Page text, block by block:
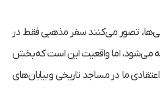
تصور می‌کنند سفر مذهبی فقط در
می‌شود، اما واقعیت این است که بخش
ما در مساجد تاریخی و بیابان‌های